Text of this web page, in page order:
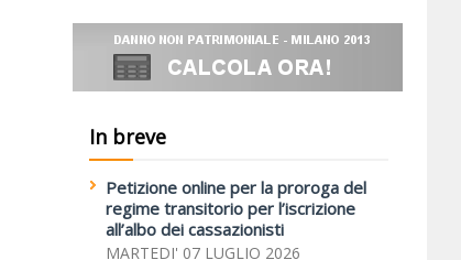
In breve
Petizione online per la proroga del
regime transitorio per l’iscrizione
all’albo dei cassazionisti
MARTEDI' 07 LUGLIO 2026